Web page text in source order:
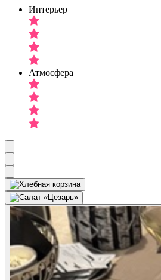
Интерьер
Атмосфера